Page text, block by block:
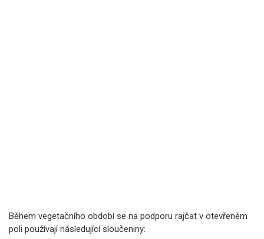
Během vegetačního období se na podporu rajčat v otevřeném
poli používají následující sloučeniny: